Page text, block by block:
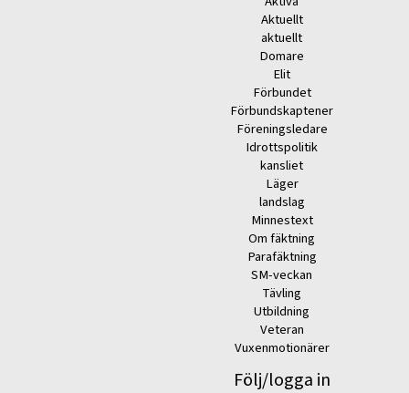
Aktuellt
aktuellt
Domare
Elit
Förbundet
Förbundskaptener
Föreningsledare
Idrottspolitik
kansliet
Läger
landslag
Minnestext
Om fäktning
Parafäktning
SM-veckan
Tävling
Utbildning
Veteran
Vuxenmotionärer
Följ/logga in